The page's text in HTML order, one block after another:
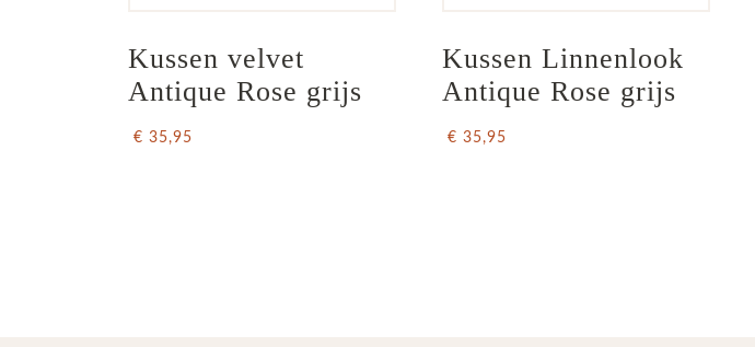
Kussen velvet
Antique Rose grijs
€ 35,95
Kussen Linnenlook
Antique Rose grijs
€ 35,95